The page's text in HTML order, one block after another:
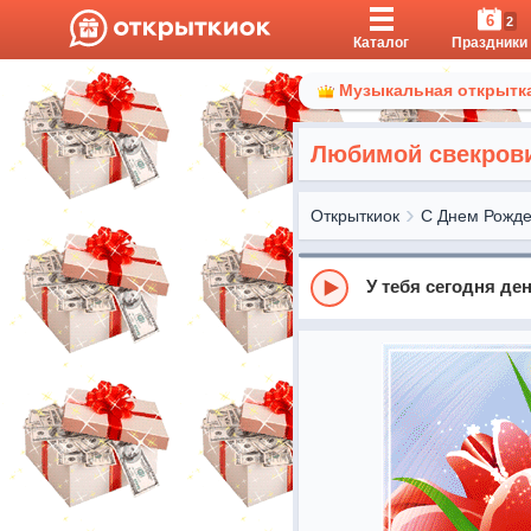
Каталог
6 2
Праздники
Музыкальная
Любимой
Открыткиок С Днем
У тебя сегодня